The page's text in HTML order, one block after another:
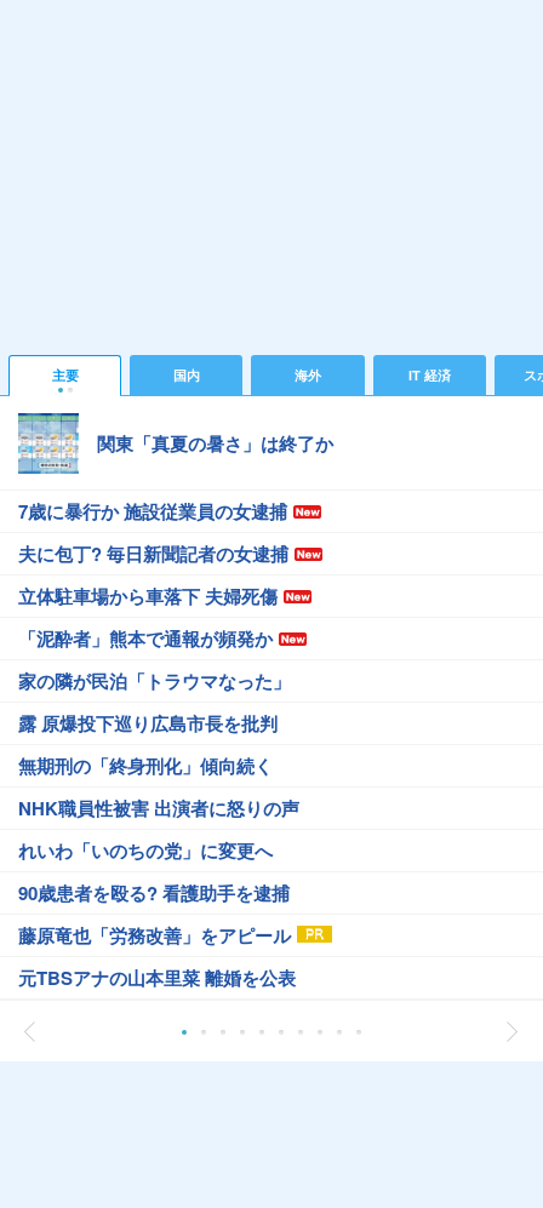
主要 国内 海外 IT 経済 ス
関東「真夏の暑さ」は終了か
7歳に暴行か 施設従業員の女逮捕
夫に包丁? 毎日新聞記者の女逮捕
立体駐車場から車落下 夫婦死傷
「泥酔者」熊本で通報が頻発か
家の隣が民泊「トラウマなった」
露 原爆投下巡り広島市長を批判
無期刑の「終身刑化」傾向続く
NHK職員性被害 出演者に怒りの声
れいわ「いのちの党」に変更へ
90歳患者を殴る? 看護助手を逮捕
藤原竜也「労務改善」をアピール
元TBSアナの山本里菜 離婚を公表